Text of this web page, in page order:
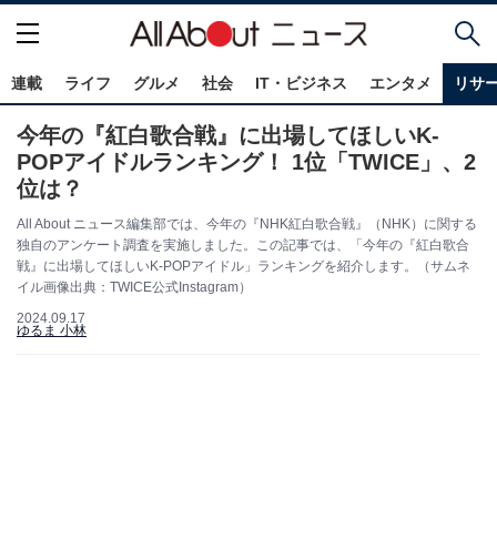
連載 ライフ グルメ 社会 IT・ビジネス エンタメ リサ
今年の『紅白歌合戦』に出場してほしいK-
POPアイドルランキング！ 1位「TWICE」、2
位は？
All About ニュース編集部では、今年の『NHK紅白歌合戦』（NHK）に関する
独自のアンケート調査を実施しました。この記事では、「今年の『紅白歌合
戦』に出場してほしいK-POPアイドル」ランキングを紹介します。（サムネ
イル画像出典：TWICE公式Instagram）
2024.09.17
ゆるま 小林